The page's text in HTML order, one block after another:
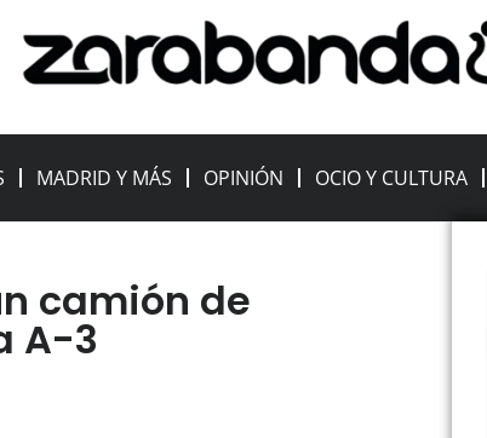
MADRID Y MÁS OPINIÓN OCIO Y CULTURA
camión de
A-3